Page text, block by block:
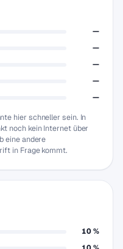
—
—
—
—
—
hier schneller sein. In
noch kein Internet über
eine andere
in Frage kommt.
10 %